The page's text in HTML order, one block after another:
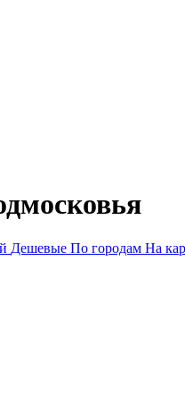
Дешевые По городам На